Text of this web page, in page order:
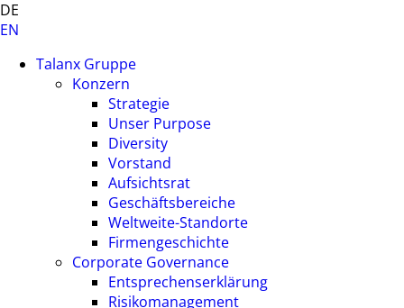
DE
EN
Talanx Gruppe
Konzern
Strategie
Unser Purpose
Diversity
Vorstand
Aufsichtsrat
Geschäftsbereiche
Weltweite-Standorte
Firmengeschichte
Corporate Governance
Entsprechenserklärung
Risikomanagement